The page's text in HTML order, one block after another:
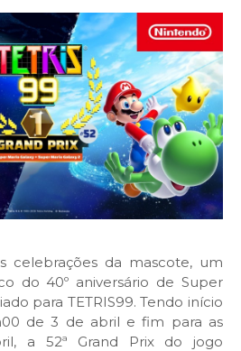
celebrações da mascote, um
do 40º aniversário de Super
para TETRIS99. Tendo início
de 3 de abril e fim para as
a 52ª Grand Prix do jogo